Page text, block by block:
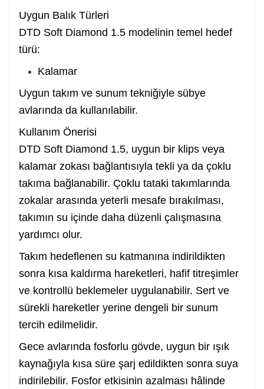
Uygun Balık Türleri
DTD Soft Diamond 1.5 modelinin temel hedef
türü:
Kalamar
Uygun takım ve sunum tekniğiyle sübye
avlarında da kullanılabilir.
Kullanım Önerisi
DTD Soft Diamond 1.5, uygun bir klips veya
kalamar zokası bağlantısıyla tekli ya da çoklu
takıma bağlanabilir. Çoklu tataki takımlarında
zokalar arasında yeterli mesafe bırakılması,
takımın su içinde daha düzenli çalışmasına
yardımcı olur.
Takım hedeflenen su katmanına indirildikten
sonra kısa kaldırma hareketleri, hafif titreşimler
ve kontrollü beklemeler uygulanabilir. Sert ve
sürekli hareketler yerine dengeli bir sunum
tercih edilmelidir.
Gece avlarında fosforlu gövde, uygun bir ışık
kaynağıyla kısa süre şarj edildikten sonra suya
indirilebilir. Fosfor etkisinin azalması hâlinde